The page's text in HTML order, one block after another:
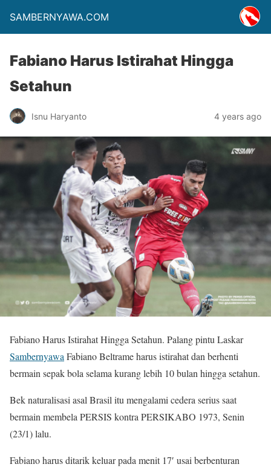
SAMBERNYAWA.COM
Fabiano Harus Istirahat Hingga
Setahun
Isnu Haryanto 4 years ago
Fabiano Harus Istirahat Hingga Setahun. Palang pintu Laskar
SambernyawaFabiano Beltrame harus istirahat dan berhenti
bermain sepak bola selama kurang lebih 10 bulan hingga setahun.
Bek naturalisasi asal Brasil itu mengalami cedera serius saat
bermain membela PERSIS kontra PERSIKABO 1973, Senin
(23/1) lalu.
Fabiano harus ditarik keluar pada menit 17′ usai berbenturan